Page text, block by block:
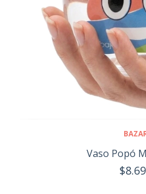
Vaso Popó